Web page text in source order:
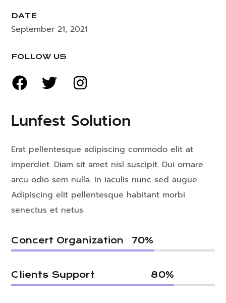
DATE
September 21, 2021
FOLLOW US
Lunfest Solution
Erat pellentesque adipiscing commodo elit at
imperdiet. Diam sit amet nisl suscipit. Dui ornare
arcu odio sem nulla. In iaculis nunc sed augue.
Adipiscing elit pellentesque habitant morbi
senectus et netus.
Concert Organization 70%
Clients Support 80%